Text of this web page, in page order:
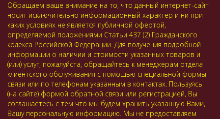
Обращаем ваше внимание на то, что данный интернет-сайт
носит исключительно информационный характер и ни при
каких условиях не является публичной офертой,
определяемой положениями Статьи 437 (2) Гражданского
кодекса Российской Федерации. Для получения подробной
информации о наличии и стоимости указанных товаров и
(или) услуг, пожалуйста, обращайтесь к менеджерам отдела
клиентского обслуживания с помощью специальной формы
связи или по телефонам указанным в контактах. Пользуясь
(на сайте) формой обратной связи или регистрацией, Вы
соглашаетесь с тем что мы будем хранить указанную Вами,
Вашу персональную информацию. Мы не предоставляем